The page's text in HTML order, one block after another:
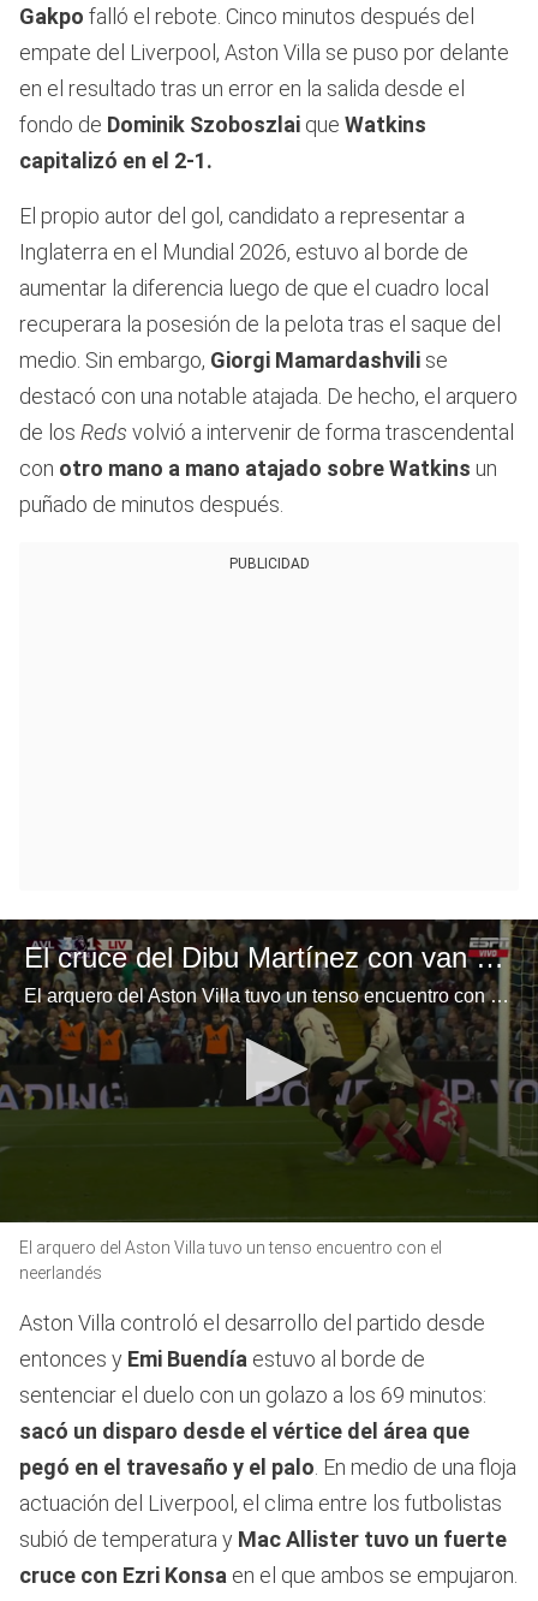
Gakpo falló el rebote. Cinco minutos después del
empate del Liverpool, Aston Villa se puso por delante
en el resultado tras un error en la salida desde el
fondo de Dominik Szoboszlai que Watkins
capitalizó en el 2-1.
El propio autor del gol, candidato a representar a
Inglaterra en el Mundial 2026, estuvo al borde de
aumentar la diferencia luego de que el cuadro local
recuperara la posesión de la pelota tras el saque del
medio. Sin embargo, Giorgi Mamardashvili se
destacó con una notable atajada. De hecho, el arquero
de los Reds volvió a intervenir de forma trascendental
con otro mano a mano atajado sobre Watkins un
puñado de minutos después.
PUBLICIDAD
El cruce del Dibu Martínez con van Dijk
El arquero del Aston Villa tuvo un tenso encuentro con el neerlandés
seconds
El arquero del Aston Villa tuvo un tenso encuentro con el
neerlandés
Aston Villa controló el desarrollo del partido desde
entonces y Emi Buendía estuvo al borde de
sentenciar el duelo con un golazo a los 69 minutos:
sacó un disparo desde el vértice del área que
pegó en el travesaño y el palo . En medio de una floja
actuación del Liverpool, el clima entre los futbolistas
subió de temperatura y Mac Allister tuvo un fuerte
cruce con Ezri Konsa en el que ambos se empujaron.